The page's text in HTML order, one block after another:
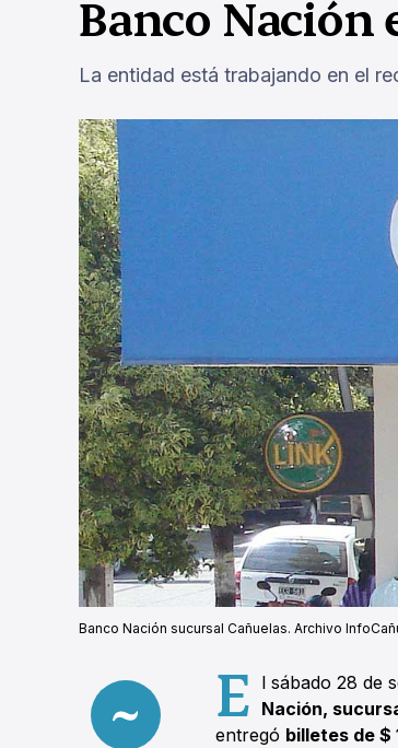
Banco Nación
La entidad está trabajando en el
Banco Nación sucursal Cañuelas. Archivo
E l sábado 28 de
Nación,
entregó billetes de $